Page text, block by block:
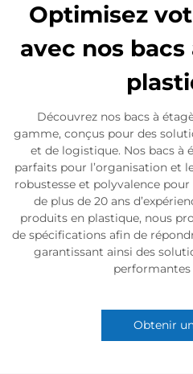
Optimisez
avec nos
Découvrez nos bacs à
gamme, conçus pour des
et de logistique. Nos bacs à
parfaits pour l’organisation et
robustesse et polyvalence
de plus de 20 ans
produits en plastique, nous
de spécifications afin de
garantissant ainsi des
performantes
Obtenir